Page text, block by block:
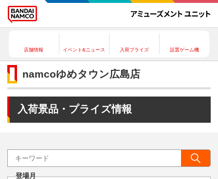
店舗情報 イベント&ニュース 入荷プライズ 設置ゲーム機
namcoゆめタウン広島店
入荷景品・プライズ情報
登場月